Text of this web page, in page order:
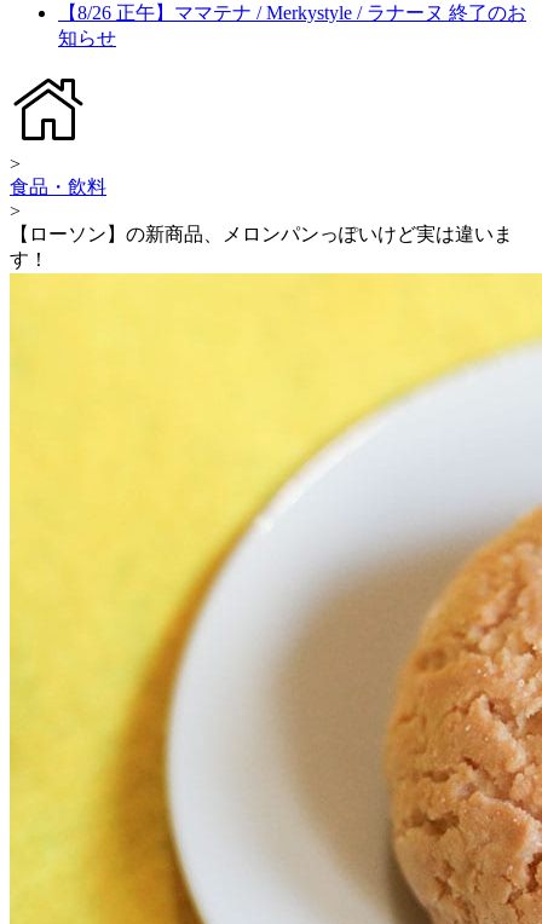
【8/26 正午】ママテナ / Merkystyle / ラナーヌ 終了のお
知らせ
>
食品・飲料
>
【ローソン】の新商品、メロンパンっぽいけど実は違いま
す！